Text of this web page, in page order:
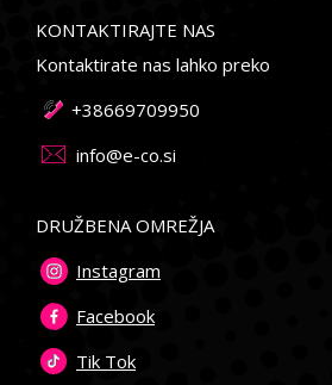
KONTAKTIRAJTE NAS
Kontaktirate nas lahko preko
+38669709950
info@e-co.si
DRUŽBENA OMREŽJA
Instagram
Facebook
Tik Tok